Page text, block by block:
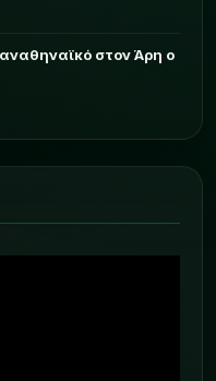
στον Άρη ο